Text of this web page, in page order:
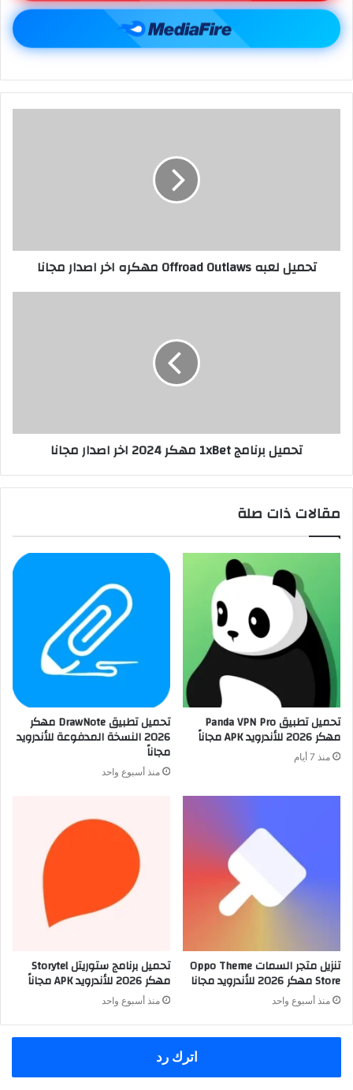
تحميل لعبه Offroad Outlaws مهكره اخر اصدار مجانا
تحميل برنامج 1xBet مهكر 2024 اخر اصدار مجانا
مقالات ذات صلة
تحميل تطبيق Panda VPN Pro
مهكر 2026 للأندرويد APK مجاناً
منذ 7 أيام
تحميل تطبيق DrawNote مهكر
2026 النسخة المدفوعة للأندرويد
مجاناً
منذ أسبوع واحد
تنزيل متجر السمات Oppo Theme
Store مهكر 2026 للأندرويد مجانا
منذ أسبوع واحد
تحميل برنامج ستوريتل Storytel
مهكر 2026 للأندرويد APK مجاناً
منذ أسبوع واحد
اترك رد